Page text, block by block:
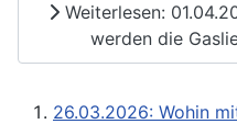
Weiterlesen:
werden die
26.03.2026: Wohin